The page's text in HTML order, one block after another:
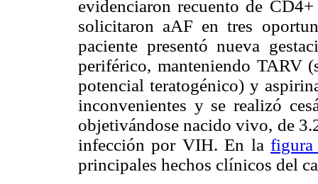
evidenciaron recuento de
solicitaron aAF en tres
paciente presentó nueva
periférico, manteniendo TARV
potencial teratogénico) y
inconvenientes y se realizó
objetivándose nacido vivo, de
infección por VIH. En la figura
principales hechos clínicos del